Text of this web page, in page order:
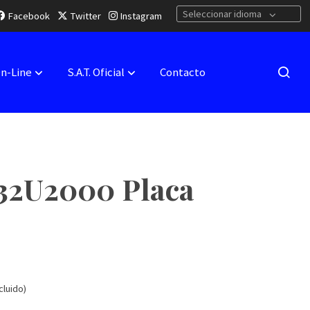
Facebook Twitter Instagram Seleccionar idioma
Line S.A.T. Oficial Contacto
Placa